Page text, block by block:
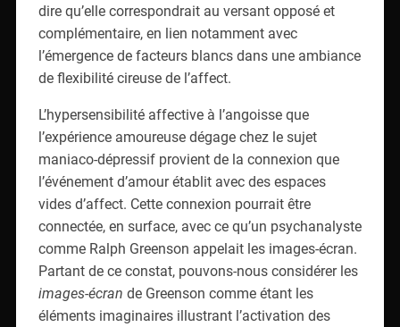
dire qu’elle correspondrait au versant opposé et
complémentaire, en lien notamment avec
l’émergence de facteurs blancs dans une ambiance
de flexibilité cireuse de l’affect.
L’hypersensibilité affective à l’angoisse que
l’expérience amoureuse dégage chez le sujet
maniaco-dépressif provient de la connexion que
l’événement d’amour établit avec des espaces
vides d’affect. Cette connexion pourrait être
connectée, en surface, avec ce qu’un psychanalyste
comme Ralph Greenson appelait les images-écran.
Partant de ce constat, pouvons-nous considérer les
images-écran de Greenson comme étant les
éléments imaginaires illustrant l’activation des